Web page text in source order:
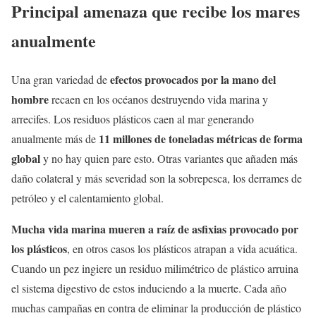
Principal amenaza que recibe los mares
anualmente
Una gran variedad deefectos provocados por la mano del
hombrerecaen en los océanos destruyendo vida marina y
arrecifes. Los residuos plásticos caen al mar generando
anualmente más de 11 millones de toneladas métricas de forma
globaly no hay quien pare esto. Otras variantes que añaden más
daño colateral y más severidad son la sobrepesca, los derrames de
petróleo y el calentamiento global.
Mucha vida marina mueren a raíz de asfixias provocado por
los plásticos, en otros casos los plásticos atrapan a vida acuática.
Cuando un pez ingiere un residuo milimétrico de plástico arruina
el sistema digestivo de estos induciendo a la muerte. Cada año
muchas campañas en contra de eliminar la producción de plástico